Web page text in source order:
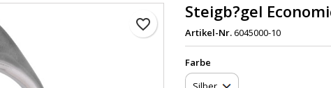
favorite_border
Steigb?gel
Artikel-Nr.6045000-10
Farbe